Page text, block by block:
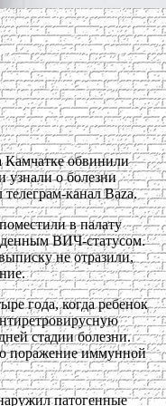
Камчатке обвинили
узнали о болезни
канал Baza.
в палату
ВИЧ-статусом.
не отразили,
года, когда ребенок
стадии болезни.
поражение иммунной
патогенные